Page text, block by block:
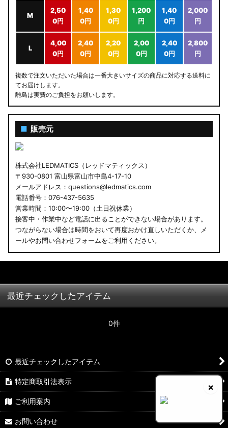
M
2,50
0円
1,40
0円
1,30
0円
1,200
円
1,40
0円
2,000
円
L
4,00
0円
2,40
0円
2,20
0円
2,00
0円
2,40
0円
2,800
円
複数で注文いただいた場合は一番大きいサイズの商品に対応する送料に
てお届けします。
離島は実費のご負担をお願いします。
■ 販売元
株式会社LEDMATICS（レッドマティックス）
〒930-0801 富山県富山市中島4-17-10
メールアドレス：questions@ledmatics.com
電話番号：076-437-5635
営業時間：10:00〜19:00（土日祝休業）
接客中・作業中など電話に出ることができない場合があります。
つながらない場合は時間をおいて再度おかけ直しいただくか、メ
ールやお問い合わせフォームをご利用ください。
×
最近チェックしたアイテム
0件
最近チェックしたアイテム
特定商取引法表示
ご利用案内
お問い合わせ